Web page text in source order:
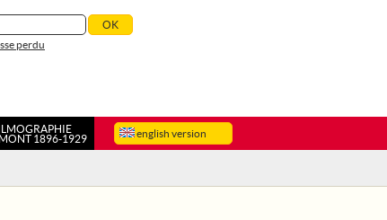
perdu
english version
1896-1929